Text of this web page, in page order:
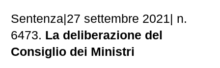
Sentenza|27 settembre 2021| n.
6473. La deliberazione del
Consiglio dei Ministri